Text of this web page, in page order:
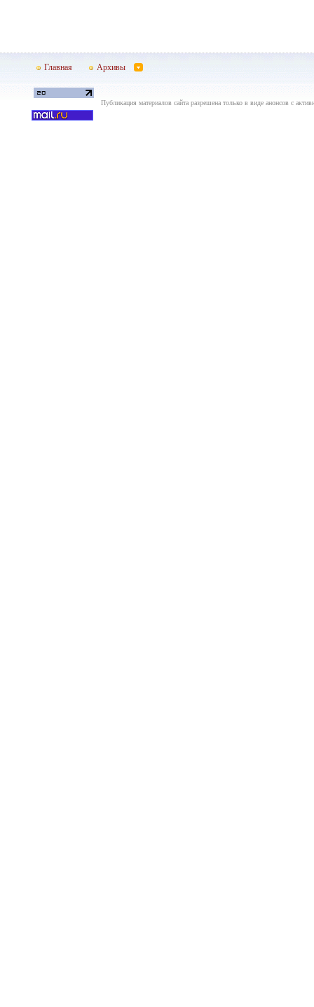
Главная Архивы
Публикация материалов сайта разрешена только в виде анонсов с